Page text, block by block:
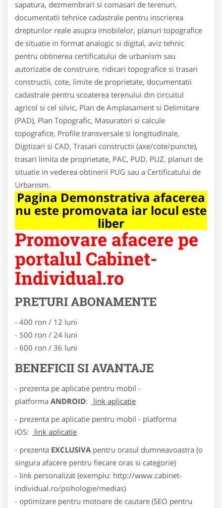
sapatura, dezmembrari si comasari de terenuri,
documentatii tehnice cadastrale pentru inscrierea
drepturilor reale asupra imobilelor, planuri topografice
de situatie in format analogic si digital, aviz tehnic
pentru obtinerea certificatului de urbanism sau
autorizatie de construire, ridicari topografice si trasari
constructii, cote, limite de proprietate, documentatii
cadastrale pentru scoaterea terenului din circuitul
agricol si cel silvic, Plan de Amplasament si Delimitare
(PAD), Plan Topografic, Masuratori si calcule
topografice, Profile transversale si longitudinale,
Digitizari si CAD, Trasari constructii (axe/cote/puncte),
trasari limita de proprietate, PAC, PUD, PUZ, planuri de
situatie in vederea obtinerii PUG sau a Certificatului de
Urbanism.
Pagina Demonstrativa afacerea
nu este promovata iar locul este
liber
Promovare afacere pe
portalul Cabinet-
Individual.ro
PRETURI ABONAMENTE
- 400 ron / 12 luni
- 500 ron / 24 luni
- 600 ron / 36 luni
BENEFICII SI AVANTAJE
- prezenta pe aplicatie pentru mobil -
platforma ANDROID:
link aplicatie
- prezenta pe aplicatie pentru mobil - platforma
iOS:
link aplicatie
- prezenta EXCLUSIVA pentru orasul dumneavoastra (o
singura afacere pentru fiecare oras si categorie)
- link personalizat (exemplu: http://www.cabinet-
individual.ro/psihologie/medias)
- optimizare pentru motoare de cautare (SEO pentru